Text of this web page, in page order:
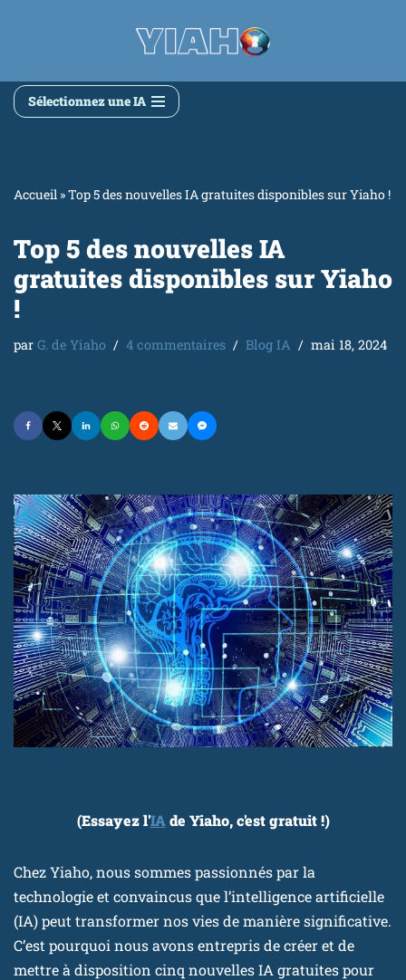
contenu
Sélectionnez une IA
Accueil »Top 5 des nouvelles IA gratuites disponibles sur Yiaho !
Top 5 des nouvelles IA
gratuites disponibles sur Yiaho
!
par G. de Yiaho 4 commentaires Blog IA mai 18, 2024
(Essayez l'IAde Yiaho, c'est gratuit !)
Chez Yiaho, nous sommes passionnés par la
technologie et convaincus que l’intelligence artificielle
(IA) peut transformer nos vies de manière significative.
C’est pourquoi nous avons entrepris de créer et de
mettre à disposition cinq nouvelles IA gratuites pour